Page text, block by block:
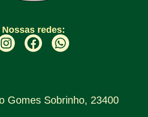
Nossas redes:
Gomes Sobrinho, 23400